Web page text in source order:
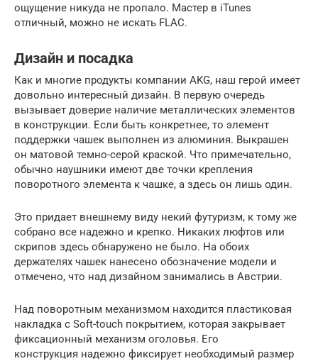
ощущение никуда не пропало. Мастер в iTunes
отличный, можно не искать FLAC.
Дизайн и посадка
Как и многие продукты компании АKG, наш герой имеет
довольно интересный дизайн. В первую очередь
вызывает доверие наличие металлических элементов
в конструкции. Если быть конкретнее, то элемент
поддержки чашек выполнен из алюминия. Выкрашен
он матовой темно-серой краской. Что примечательно,
обычно наушники имеют две точки крепления
поворотного элемента к чашке, а здесь он лишь один.
Это придает внешнему виду некий футуризм, к тому же
собрано все надежно и крепко. Никаких люфтов или
скрипов здесь обнаружено не было. На обоих
держателях чашек нанесено обозначение модели и
отмечено, что над дизайном занимались в Австрии.
Над поворотным механизмом находится пластиковая
накладка с Soft-touch покрытием, которая закрывает
фиксационный механизм оголовья. Его
конструкция надежно фиксирует необходимый размер